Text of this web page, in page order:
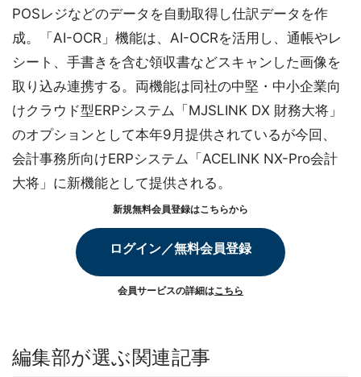
POSレジなどのデータを自動取得し仕訳データを作
成。「AI-OCR」機能は、AI-OCRを活用し、通帳やレ
シート、手書きを含む領収書などスキャンした画像を
取り込み連携する。両機能は同社の中堅・中小企業向
けクラウド型ERPシステム「MJSLINK DX 財務大将」
のオプションとして本年9月提供されているが今回、
会計事務所向けERPシステム「ACELINK NX-Pro会計
大将」に新機能として提供される。
新規無料会員登録はこちらから
ログイン／無料会員登録
会員サービスの詳細はこちら
編集部が選ぶ関連記事